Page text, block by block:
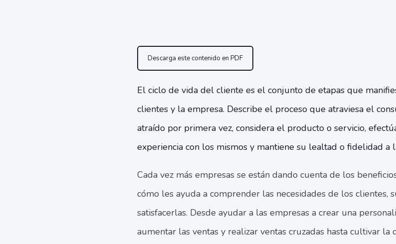
Descarga este contenido en PDF
El ciclo de vida del cliente es el conjunto de etapas que
clientes y la empresa. Describe el proceso que atraviesa el
atraído por primera vez, considera el producto o servicio,
experiencia con los mismos y mantiene su lealtad o fidelidad a
Cada vez más empresas se están dando cuenta de los
cómo les ayuda a comprender las necesidades de los clientes,
satisfacerlas. Desde ayudar a las empresas a crear una
aumentar las ventas y realizar ventas cruzadas hasta cultivar